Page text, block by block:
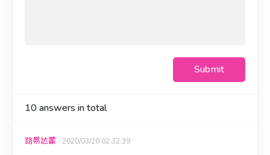
Submit
10answers in total
路易达蒙 2020/03/20 02:32:39